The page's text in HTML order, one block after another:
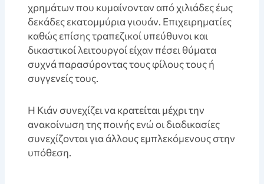
χρημάτων που κυμαίνονταν από χιλιάδες έως
δεκάδες εκατομμύρια γιουάν. Επιχειρηματίες
καθώς επίσης τραπεζικοί υπεύθυνοι και
δικαστικοί λειτουργοί είχαν πέσει θύματα
συχνά παρασύροντας τους φίλους τους ή
συγγενείς τους.
Η Κιάν συνεχίζει να κρατείται μέχρι την
ανακοίνωση της ποινής ενώ οι διαδικασίες
συνεχίζονται για άλλους εμπλεκόμενους στην
υπόθεση.